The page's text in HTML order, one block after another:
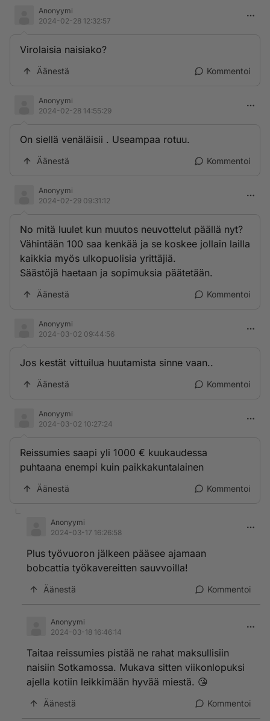
Anonyymi
2024-02-28 12:32:57
Virolaisia naisiako?
Äänestä Kommentoi
Anonyymi
2024-02-28 14:55:29
On siellä venäläisii . Useampaa rotuu.
Äänestä Kommentoi
Anonyymi
2024-02-29 09:31:12
No mitä luulet kun muutos neuvottelut päällä nyt?
Vähintään 100 saa kenkää ja se koskee jollain lailla
kaikkia myös ulkopuolisia yrittäjiä.
Säästöjä haetaan ja sopimuksia päätetään.
Äänestä Kommentoi
Anonyymi
2024-03-02 09:44:56
Jos kestät vittuilua huutamista sinne vaan..
Äänestä Kommentoi
Anonyymi
2024-03-02 10:27:24
Reissumies saapi yli 1000 € kuukaudessa
puhtaana enempi kuin paikkakuntalainen
Äänestä Kommentoi
Anonyymi
2024-03-17 16:26:58
Plus työvuoron jälkeen pääsee ajamaan
bobcattia työkavereitten sauvvoilla!
Äänestä Kommentoi
Anonyymi
2024-03-18 16:46:14
Taitaa reissumies pistää ne rahat maksullisiin
naisiin Sotkamossa. Mukava sitten viikonlopuksi
ajella kotiin leikkimään hyvää miestä. 😘
Äänestä Kommentoi